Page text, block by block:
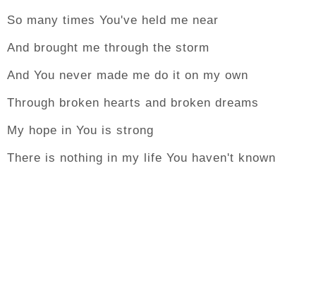
So many times You've held me near
And brought me through the storm
And You never made me do it on my own
Through broken hearts and broken dreams
My hope in You is strong
There is nothing in my life You haven't known